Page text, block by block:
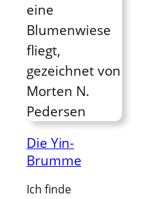
Die Yin-
Brumme
Ich finde